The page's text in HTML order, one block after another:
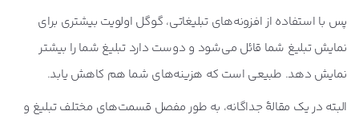
پس با استفاده از افزونه‌های تبلیغاتی، گوگل اولویت بیشتری برای
نمایش تبلیغ شما قائل می‌شود و دوست دارد تبلیغ شما را بیشتر
نمایش دهد. طبیعی است که هزینه‌های شما هم کاهش یابد.
البته در یک مقالۀ جداگانه، به طور مفصل قسمت‌های مختلف تبلیغ و